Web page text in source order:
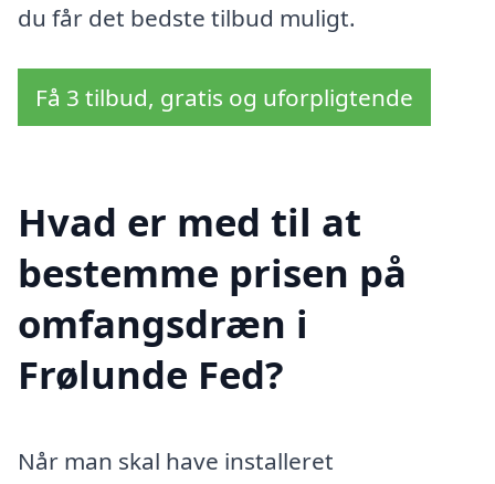
du får det bedste tilbud muligt.
Få 3 tilbud, gratis og uforpligtende
Hvad er med til at
bestemme prisen på
omfangsdræn i
Frølunde Fed?
Når man skal have installeret